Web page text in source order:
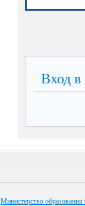
Вход в
Министерство